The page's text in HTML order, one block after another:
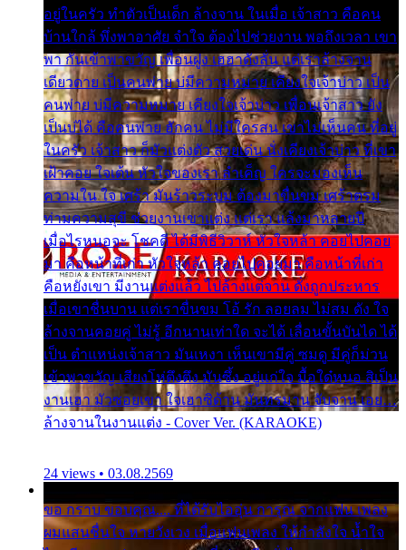
อยู่ในครัว ทำตัวเป็นเด็ก ล้างจาน ในเมื่อ เจ้าสาว คือคน
บ้านใกล้ พึ่งพาอาศัย จำใจ ต้องไปช่วยงาน พอถึงเวลา เขา
พา กันเข้าพาขวัญ เพื่อนฝูง เฮฮาดังลั่น แต่เราล้างจาน
เดียวดาย เป็นคนพ่าย บ่มีความหมาย เคียงใจเจ้าบ่าว เป็น
คนพ่าย บ่มีความหมาย เคียงใจเจ้าบ่าว เพื่อนเจ้าสาว ยัง
เป็นบ่ได้ คือคนพ่าย ฮักคน ไม่มีใครสน เขาไม่เห็นคน ที่อยู่
ในครัว เจ้าสาว ก็มัวแต่งตัว สวยเด่น นั่งเคียงเจ้าบ่าว ที่เขา
เฝ้าคอย ใจเต้น หัวใจของเรา ลำเค็ญ ใครจะมองเห็น
ความใน ใจ เศร้า มันร้าวระบม ต้องมาขื่นขม เศร้าตรม
ท่ามความสุขี ช่วยงานเขาแต่ง แต่เรา แล้งมาหลายปี
เมื่อไรหนอจะ โชคดี ได้มีพิธีวิวาห์ หัวใจหล้า คอยไปคอย
มา คือหน้าที่เก่า หัวใจหล้า คอยไปคอยมา คือหน้าที่เก่า
คือหยังเขา มีงานแต่งแล้ว ไปล้างแต่จาน ดั่งถูกประหาร
เมื่อเขาชื่นบาน แต่เราขื่นขม โอ้ รัก ลอยลม ไม่สม ดัง ใจ
ล้างจานคอยคู่ ไม่รู้ อีกนานเท่าใด จะได้ เลื่อนขั้นบันได ได้
เป็น ตำแหน่งเจ้าสาว มันเหงา เห็นเขามีคู่ ซมดู มีคู่ก็ม่วน
เข้าพาขวัญ เสียงโห่ตึงตึง มันซึ้ง อยู่แก่ใจ มื้อใด๋หนอ สิเป็น
งานเฮา มัวซอยเขา ใจเฮาซิด้าน มันทรมาน จับจาน เอย…
ล้างจานในงานแต่ง - Cover Ver. (KARAOKE)
24 views • 03.08.2569
ขอ กราบ ขอบคุณ.... ที่ได้รับไออุ่น การุณ จากแฟน เพลง
ผมแสนชื่นใจ หายวังเวง เมื่อแฟนเพลง ให้กำลังใจ น้ำใจ